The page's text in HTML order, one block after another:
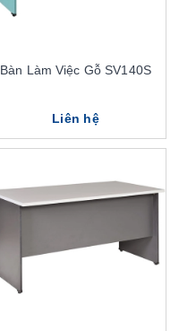
Bàn Làm Việc Gỗ SV140S
Liên hệ